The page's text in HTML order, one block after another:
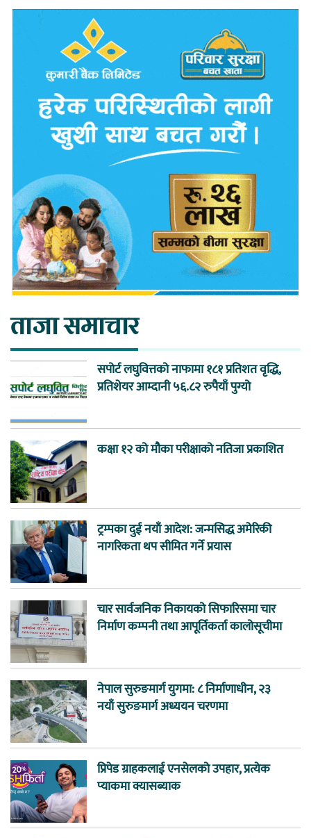
ताजा समाचार
सपोर्ट लघुवित्तको नाफामा १८१ प्रतिशत वृद्धि,
प्रतिशेयर आम्दानी ५६.८२ रुपैयाँ पुग्यो
कक्षा १२ को मौका परीक्षाको नतिजा प्रकाशित
ट्रम्पका दुई नयाँ आदेश: जन्मसिद्ध अमेरिकी
नागरिकता थप सीमित गर्ने प्रयास
चार सार्वजनिक निकायको सिफारिसमा चार
निर्माण कम्पनी तथा आपूर्तिकर्ता कालोसूचीमा
नेपाल सुरुङमार्ग युगमा: ८ निर्माणाधीन, २३
नयाँ सुरुङमार्ग अध्ययन चरणमा
प्रिपेड ग्राहकलाई एनसेलको उपहार, प्रत्येक
प्याकमा क्यासब्याक